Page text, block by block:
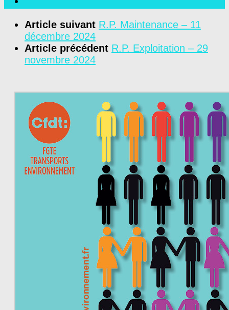
Article suivant R.P. Maintenance – 11
décembre 2024
Article précédent R.P. Exploitation – 29
novembre 2024